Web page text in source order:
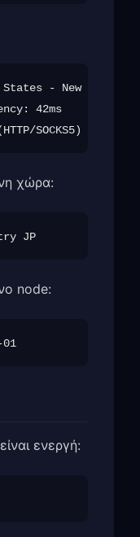
- New York
42ms
χώρα:
node:
ενεργή: